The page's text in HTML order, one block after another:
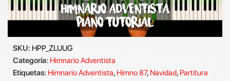
SKU: HPP_ZLUUG
Categoría: Himnario Adventista
Etiquetas: Himnario Adventista, Himno 87, Navidad, Partitura